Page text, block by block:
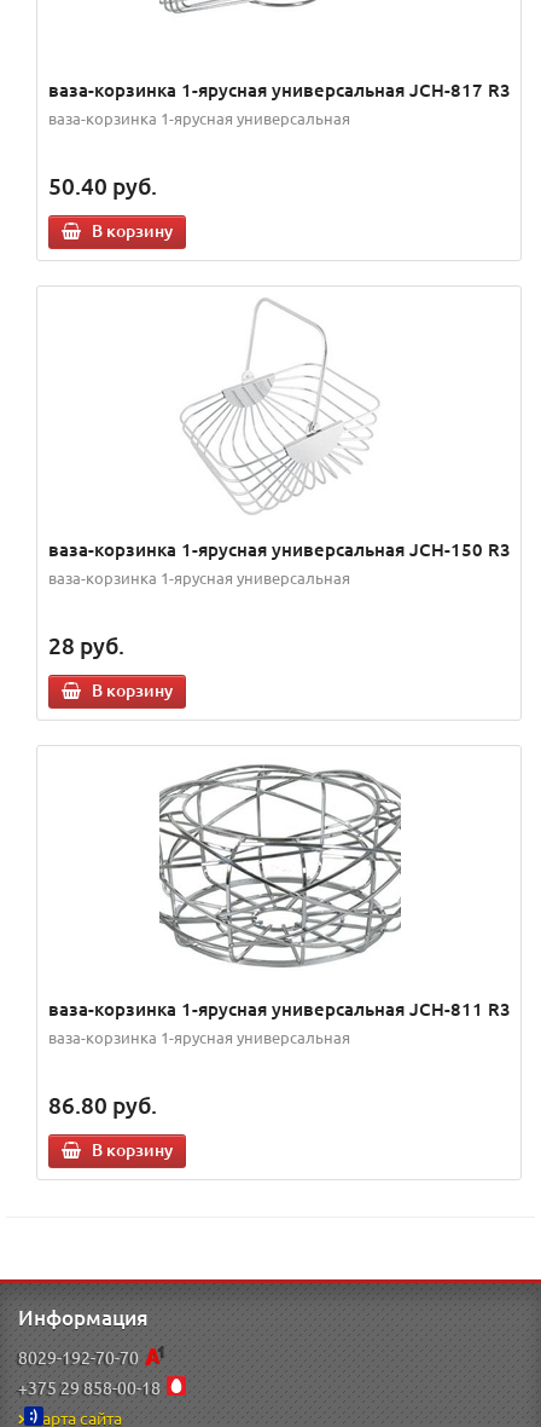
ваза-корзинка 1-ярусная универсальная JCH-817 R3
ваза-корзинка 1-ярусная универсальная
50.40 руб.
В корзину
ваза-корзинка 1-ярусная универсальная JCH-150 R3
ваза-корзинка 1-ярусная универсальная
28 руб.
В корзину
ваза-корзинка 1-ярусная универсальная JCH-811 R3
ваза-корзинка 1-ярусная универсальная
86.80 руб.
В корзину
Информация
8029-192-70-70
+375 29 858-00-18
Карта сайта